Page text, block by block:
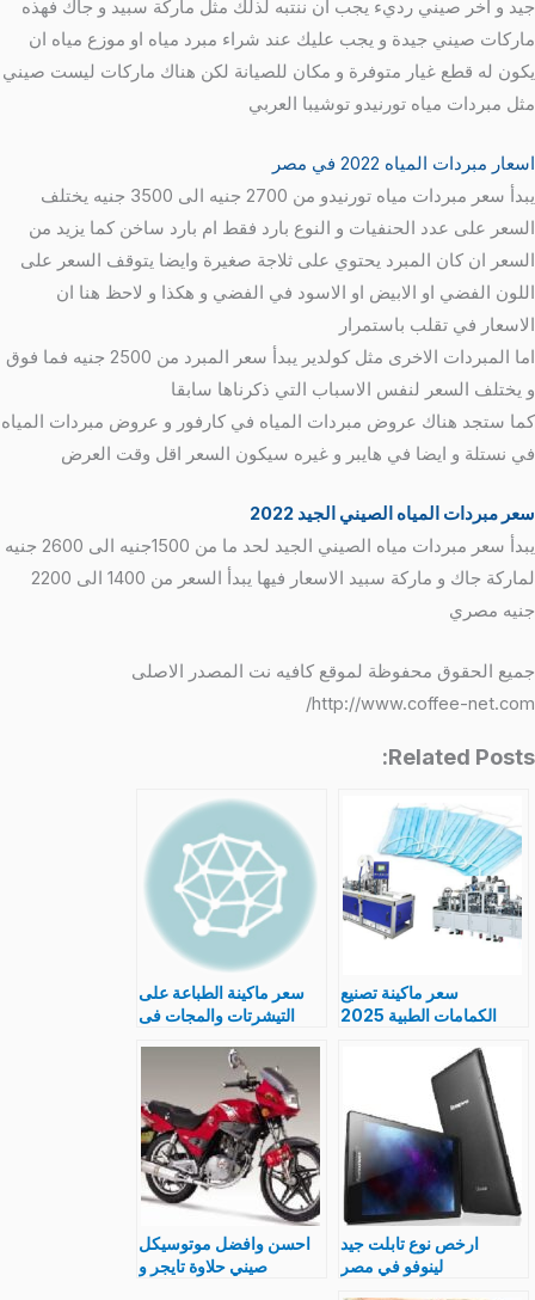
جيد و اخر صيني رديء يجب ان ننتبه لذلك مثل ماركة سبيد و جاك فهذه
ماركات صيني جيدة و يجب عليك عند شراء مبرد مياه او موزع مياه ان
يكون له قطع غيار متوفرة و مكان للصيانة لكن هناك ماركات ليست صيني
مثل مبردات مياه تورنيدو توشيبا العربي
اسعار مبردات المياه 2022 في مصر
يبدأ سعر مبردات مياه تورنيدو من 2700 جنيه الى 3500 جنيه يختلف
السعر على عدد الحنفيات و النوع بارد فقط ام بارد ساخن كما يزيد من
السعر ان كان المبرد يحتوي على ثلاجة صغيرة وايضا يتوقف السعر على
اللون الفضي او الابيض او الاسود في الفضي و هكذا و لاحظ هنا ان
الاسعار في تقلب باستمرار
اما المبردات الاخرى مثل كولدير يبدأ سعر المبرد من 2500 جنيه فما فوق
و يختلف السعر لنفس الاسباب التي ذكرناها سابقا
كما ستجد هناك عروض مبردات المياه في كارفور و عروض مبردات المياه
في نستلة و ايضا في هايبر و غيره سيكون السعر اقل وقت العرض
سعر مبردات المياه الصيني الجيد 2022
يبدأ سعر مبردات مياه الصيني الجيد لحد ما من 1500جنيه الى 2600 جنيه
لماركة جاك و ماركة سبيد الاسعار فيها يبدأ السعر من 1400 الى 2200
جنيه مصري
جميع الحقوق محفوظة لموقع كافيه نت المصدر الاصلى
http://www.coffee-net.com/
Related Posts:
سعر ماكينة تصنيع
الكمامات الطبية 2025
سعر ماكينة الطباعة على
التيشرتات والمجات فى
ارخص نوع تابلت جيد
لينوفو في مصر
احسن وافضل موتوسيكل
صيني حلاوة تايجر و